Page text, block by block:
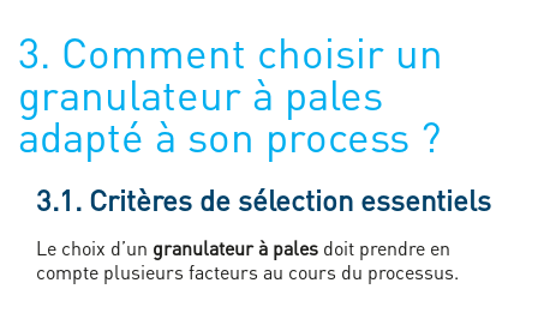
3. Comment choisir un
granulateur à pales
adapté à son process ?
3.1. Critères de sélection essentiels
Le choix d’un granulateur à pales doit prendre en
compte plusieurs facteurs au cours du processus.